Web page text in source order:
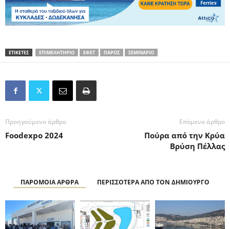
ΕΤΙΚΕΤΕΣ ΕΠΙΜΕΛΗΤΗΡΙΟ ΕΦΕΤ ΠΑΡΟΣ ΣΕΜΙΝΑΡΙΟ
Προηγούμενο άρθρο
Foodexpo 2024
Επόμενο άρθρο
Πούρα από την Κρύα
Βρύση Πέλλας
ΠΑΡΟΜΟΙΑ ΑΡΘΡΑ ΠΕΡΙΣΣΟΤΕΡΑ ΑΠΟ ΤΟΝ ΔΗΜΙΟΥΡΓΟ